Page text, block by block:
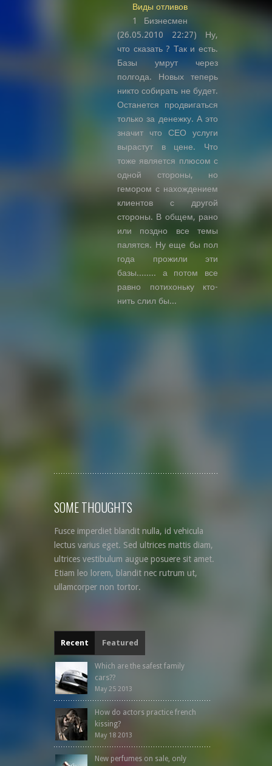
Виды отливов
1 Бизнесмен
(26.05.2010 22:27) Ну,
что сказать ? Так и есть.
Базы умрут через
полгода. Новых теперь
никто собирать не будет.
Останется продвигаться
только за денежку. А это
значит что СЕО услуги
вырастут в цене. Что
тоже является плюсом с
одной стороны, но
гемором с нахождением
клиентов с другой
стороны. В общем, рано
или поздно все темы
палятся. Ну еще бы пол
года прожили эти
базы........ а потом все
равно потихоньку кто-
нить слил бы...
SOME THOUGHTS
Fusce imperdiet blandit nulla, id vehicula
lectus varius eget. Sed ultrices mattis diam,
ultrices vestibulum augue posuere sit amet.
Etiam leo lorem, blandit nec rutrum ut,
ullamcorper non tortor.
Recent Featured
Which are the safest family
cars??
May 25 2013
How do actors practice french
kissing?
May 18 2013
New perfumes on sale, only